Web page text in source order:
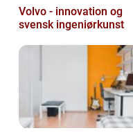
Volvo - innovation og
svensk ingeniørkunst